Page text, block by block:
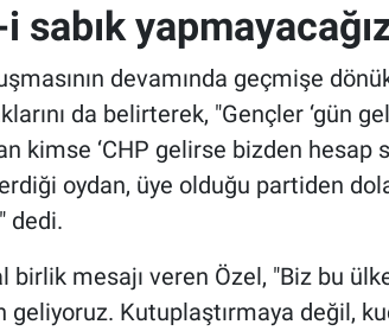
sabık
devamında geçmişe
da belirterek, "Gençler ‘gün
kimse ‘CHP gelirse bizden hesap
oydan, üye olduğu partiden
dedi.
birlik mesajı veren Özel, "Biz bu
geliyoruz. Kutuplaştırmaya değil,